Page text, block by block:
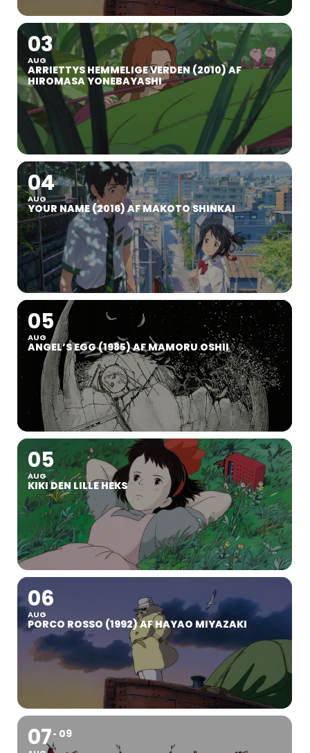
03
AUG
ARRIETTYS HEMMELIGE VERDEN (2010) AF
HIROMASA YONEBAYASHI
04
AUG
YOUR NAME (2016) AF MAKOTO SHINKAI
05
AUG
ANGEL’S EGG (1985) AF MAMORU OSHII
05
AUG
KIKI DEN LILLE HEKS
06
AUG
PORCO ROSSO (1992) AF HAYAO MIYAZAKI
07 09